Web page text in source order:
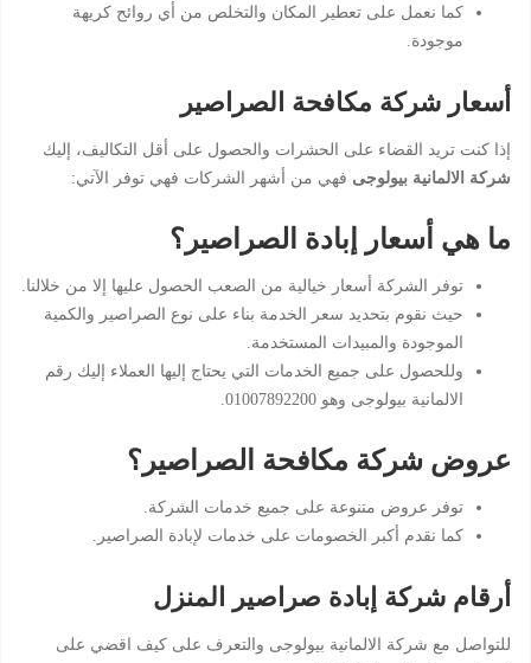
كما نعمل على تعطير المكان والتخلص من أي روائح كريهة
موجودة.
أسعار شركة مكافحة الصراصير
إذا كنت تريد القضاء على الحشرات والحصول على أقل التكاليف، إليك
شركة الالمانية بيولوجى فهي من أشهر الشركات فهي توفر الآتي:
ما هي أسعار إبادة الصراصير؟
توفر الشركة أسعار خيالية من الصعب الحصول عليها إلا من خلالنا.
حيث نقوم بتحديد سعر الخدمة بناء على نوع الصراصير والكمية
الموجودة والمبيدات المستخدمة.
وللحصول على جميع الخدمات التي يحتاج إليها العملاء إليك رقم
الالمانية بيولوجى وهو 01007892200.
عروض شركة مكافحة الصراصير؟
توفر عروض متنوعة على جميع خدمات الشركة.
كما نقدم أكبر الخصومات على خدمات لإبادة الصراصير.
أرقام شركة إبادة صراصير المنزل
للتواصل مع شركة الالمانية بيولوجى والتعرف على كيف اقضي على